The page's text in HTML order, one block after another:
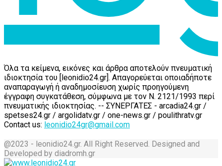
Όλα τα κείμενα, εικόνες και άρθρα αποτελούν πνευματική
ιδιοκτησία του [leonidio24.gr]. Απαγορεύεται οποιαδήποτε
αναπαραγωγή ή αναδημοσίευση χωρίς προηγούμενη
έγγραφη συγκατάθεση, σύμφωνα με τον Ν. 2121/1993 περί
πνευματικής ιδιοκτησίας. -- ΣΥΝΕΡΓΑΤΕΣ - arcadia24.gr /
spetses24.gr / argolidatv.gr / one-news.gr / poulithratv.gr
Contact us: leonidio24gr@gmail.com
@2023 - leonidio24.gr. All Right Reserved. Designed and
Developed by diadromh.gr